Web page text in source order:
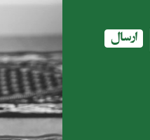
ارسال